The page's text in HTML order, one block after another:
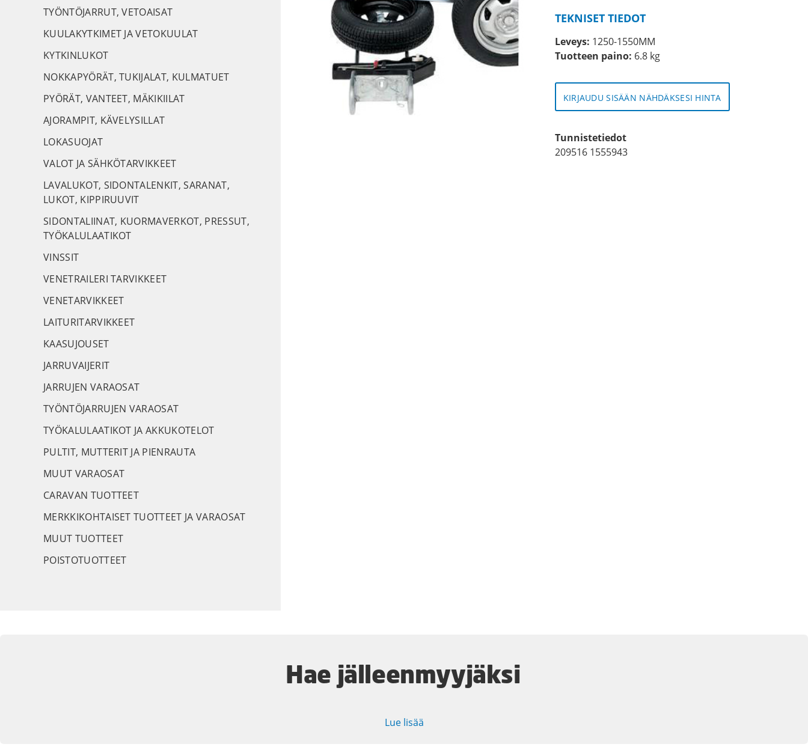
TEKNISET TIEDOT
Leveys: 1250-1550MM
Tuotteen paino: 6.8 kg
KIRJAUDU SISÄÄN NÄHDÄKSESI HINTA
Tunnistetiedot
209516 1555943
TYÖNTÖJARRUT, VETOAISAT
KUULAKYTKIMET JA VETOKUULAT
KYTKINLUKOT
NOKKAPYÖRÄT, TUKIJALAT, KULMATUET
PYÖRÄT, VANTEET, MÄKIKIILAT
AJORAMPIT, KÄVELYSILLAT
LOKASUOJAT
VALOT JA SÄHKÖTARVIKKEET
LAVALUKOT, SIDONTALENKIT, SARANAT,
LUKOT, KIPPIRUUVIT
SIDONTALIINAT, KUORMAVERKOT, PRESSUT,
TYÖKALULAATIKOT
VINSSIT
VENETRAILERI TARVIKKEET
VENETARVIKKEET
LAITURITARVIKKEET
KAASUJOUSET
JARRUVAIJERIT
JARRUJEN VARAOSAT
TYÖNTÖJARRUJEN VARAOSAT
TYÖKALULAATIKOT JA AKKUKOTELOT
PULTIT, MUTTERIT JA PIENRAUTA
MUUT VARAOSAT
CARAVAN TUOTTEET
MERKKIKOHTAISET TUOTTEET JA VARAOSAT
MUUT TUOTTEET
POISTOTUOTTEET
Hae jälleenmyyjäksi
Lue lisää